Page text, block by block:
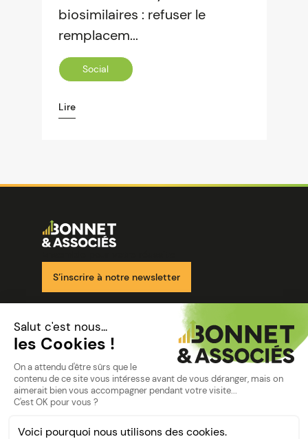
biosimilaires : refuser le
remplacem...
Social
Lire
Image
S’inscrire à notre newsletter
Nos solutions
Nos cabinets
Mon espace client
Politique de confidentialité